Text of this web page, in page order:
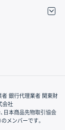
者 銀行代理業者 関東財
会社
日本商品先物取引協会
メンバーです。